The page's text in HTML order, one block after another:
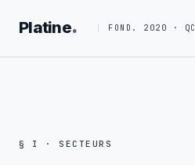
Platine. FOND. 2020 · QC
§ I · SECTEURS